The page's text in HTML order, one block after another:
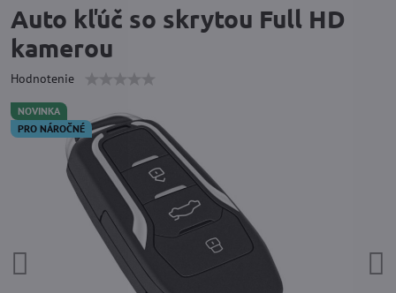
NOVINKA
PRO NÁROČNÉ
Auto kľúč so skrytou Full HD
kamerou
Hodnotenie